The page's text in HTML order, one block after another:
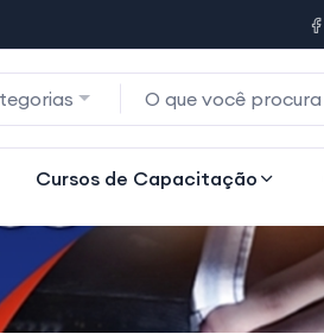
Cursos de Capacitação